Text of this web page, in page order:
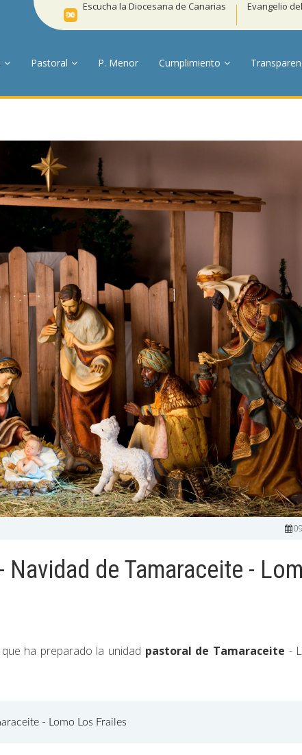
Escucha la Diocesana de Canarias Evangelio
Pastoral P. Menor Cumplimiento
Navidad de Tamaraceite -
ha preparado la unidad pastoral de Tamaraceite -
- Lomo Los Frailes